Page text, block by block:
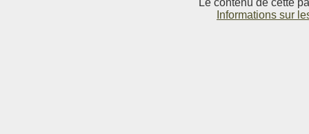
Le contenu de cette
Informations sur